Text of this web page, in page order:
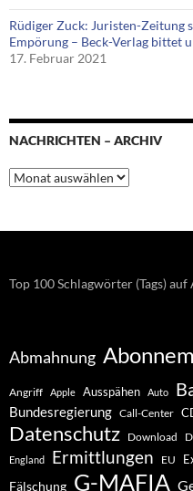
Rüdiger Zuck: Juristen-Zeitung
Empörung – Beck-Verlag bittet
17. Februar 2021
NACHRICHTEN – ARCHIV
Nachrichten
–
Top 100 Schlagwörter (Tags) auf
Abmahnung
Angriff Apple Ausspähen Auto
Bundesregierung Call-Center
Datenschutz Download
England Ermittlungen EU
Fälschung G-MAFIA